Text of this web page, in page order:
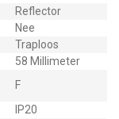
Reflector
Nee
Traploos
58 Millimeter
F
IP20